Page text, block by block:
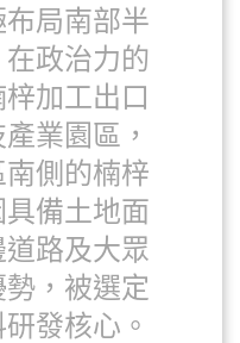
局南部半
政治力的
加工出口
業園區，
側的楠梓
備土地面
路及大眾
，被選定
發核心。